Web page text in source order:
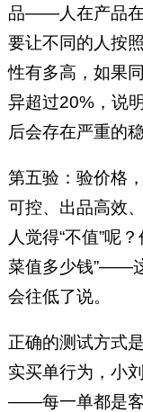
品——人在产品在
要让不同的人按
性有多高，如果
异超过20%，说
后会存在严重的
第五验：验价格
可控、出品高效
人觉得“不值”呢
菜值多少钱”——
会往低了说。
正确的测试方式
实买单行为，小
——每一单都是客